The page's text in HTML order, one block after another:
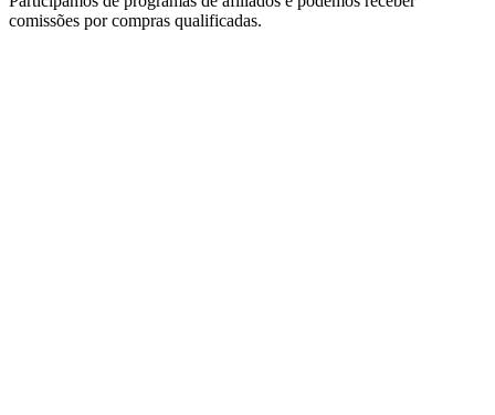
comissões por compras qualificadas.